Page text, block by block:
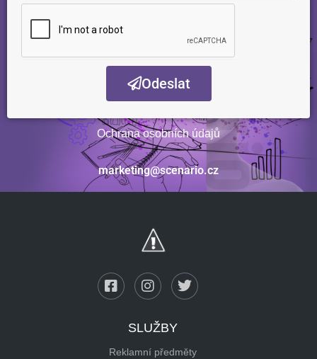
Odeslat
Ochrana osobních údajů
marketing@scenario.cz
SLUŽBY
Reklamní předměty